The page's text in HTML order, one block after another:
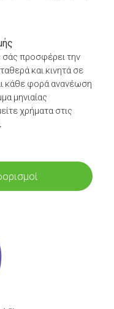
σάς προσφέρει την
και κινητά σε
κάθε φορά ανανέωση
μηνιαίας
χρήματα στις